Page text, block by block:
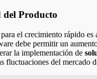
del Producto
el crecimiento rápido
debe permitir un
la implementación de
fluctuaciones del mercado